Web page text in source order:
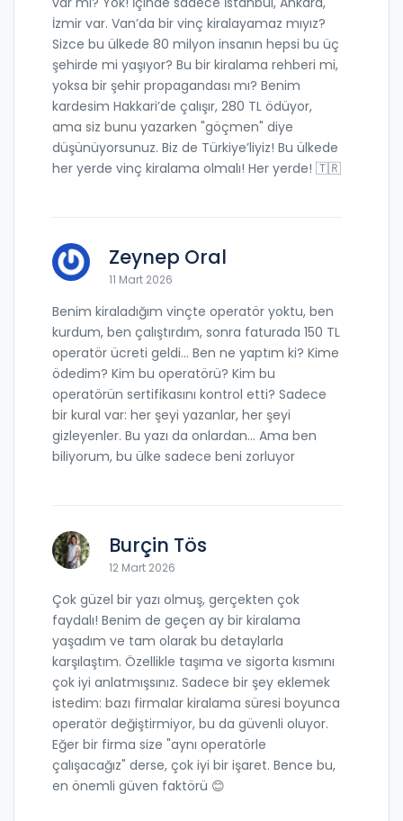
İzmir var. Van’da bir vinç kiralayamaz mıyız?
Sizce bu ülkede 80 milyon insanın hepsi bu üç
şehirde mi yaşıyor? Bu bir kiralama rehberi mi,
yoksa bir şehir propagandası mı? Benim
kardesim Hakkari’de çalışır, 280 TL ödüyor,
ama siz bunu yazarken "göçmen" diye
düşünüyorsunuz. Biz de Türkiye’liyiz! Bu ülkede
her yerde vinç kiralama olmalı! Her yerde! 🇹🇷
Zeynep Oral
11 Mart 2026
Benim kiraladığım vinçte operatör yoktu, ben
kurdum, ben çalıştırdım, sonra faturada 150 TL
operatör ücreti geldi... Ben ne yaptım ki? Kime
ödedim? Kim bu operatörü? Kim bu
operatörün sertifikasını kontrol etti? Sadece
bir kural var: her şeyi yazanlar, her şeyi
gizleyenler. Bu yazı da onlardan... Ama ben
biliyorum, bu ülke sadece beni zorluyor
Burçin Tös
12 Mart 2026
Çok güzel bir yazı olmuş, gerçekten çok
faydalı! Benim de geçen ay bir kiralama
yaşadım ve tam olarak bu detaylarla
karşılaştım. Özellikle taşıma ve sigorta kısmını
çok iyi anlatmışsınız. Sadece bir şey eklemek
istedim: bazı firmalar kiralama süresi boyunca
operatör değiştirmiyor, bu da güvenli oluyor.
Eğer bir firma size "aynı operatörle
çalışacağız" derse, çok iyi bir işaret. Bence bu,
en önemli güven faktörü 😊